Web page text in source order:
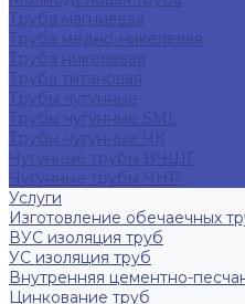
Труба магниевая
Труба медно-никелевая
Труба никелевая
Труба титановая
Трубы чугунные
Трубы чугунные SML
Трубы чугунные ЧК
Чугунные трубы ВЧШГ
Чугунные трубы ЧНР
Услуги
Изготовление обечаечных
ВУС изоляция труб
УС изоляция труб
Внутренняя цементно-
Цинкование труб